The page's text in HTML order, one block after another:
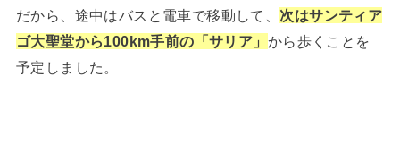
だから、途中はバスと電車で移動して、 次はサンティア
ゴ大聖堂から100km手前の「サリア」 から歩くことを
予定しました。